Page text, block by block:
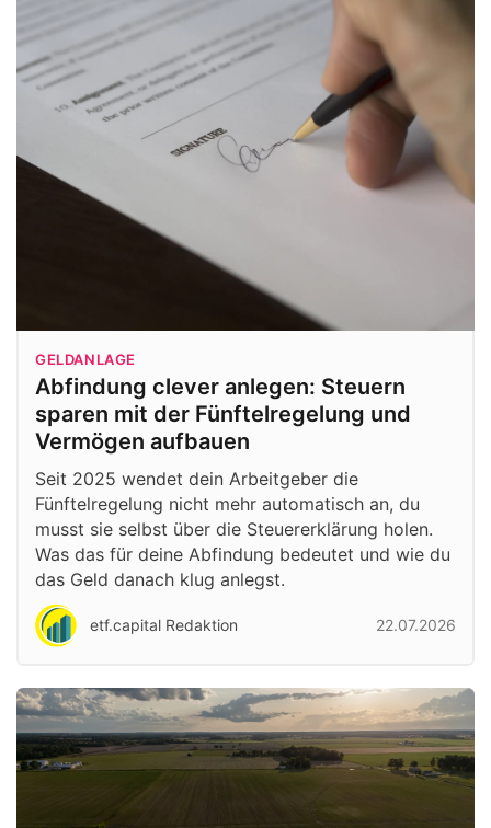
GELDANLAGE
Abfindung clever anlegen: Steuern
sparen mit der Fünftelregelung und
Vermögen aufbauen
Seit 2025 wendet dein Arbeitgeber die
Fünftelregelung nicht mehr automatisch an, du
musst sie selbst über die Steuererklärung holen.
Was das für deine Abfindung bedeutet und wie du
das Geld danach klug anlegst.
etf.capital Redaktion 22.07.2026